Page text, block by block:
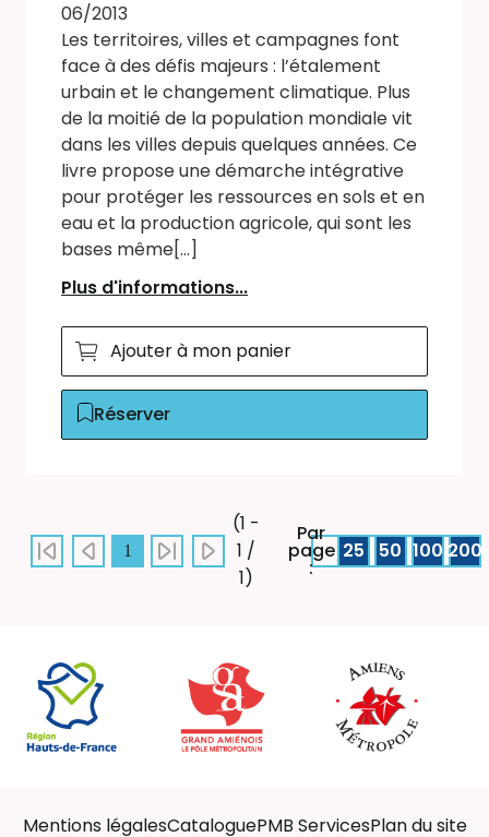
06/2013
Les territoires, villes et campagnes font
face à des défis majeurs : l’étalement
urbain et le changement climatique. Plus
de la moitié de la population mondiale vit
dans les villes depuis quelques années. Ce
livre propose une démarche intégrative
pour protéger les ressources en sols et en
eau et la production agricole, qui sont les
bases même[...]
Plus d'informations...
Ajouter à mon panier
Réserver
1
(1 -
1 /
1)
Par
page
:
25 50 100 200
Mentions légalesCataloguePMB ServicesPlan du site